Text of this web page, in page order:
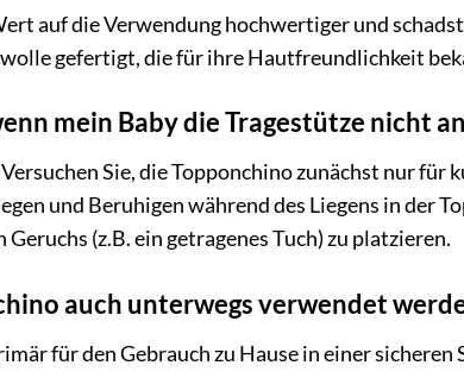
auf die Verwendung hochwertiger und
gefertigt, die für ihre Hautfreundlichkeit
mein Baby die Tragestütze nicht
Sie, die Topponchino zunächst nur für
und Beruhigen während des Liegens in der
Geruchs (z.B. ein getragenes Tuch) zu platzieren.
auch unterwegs verwendet
für den Gebrauch zu Hause in einer sicheren